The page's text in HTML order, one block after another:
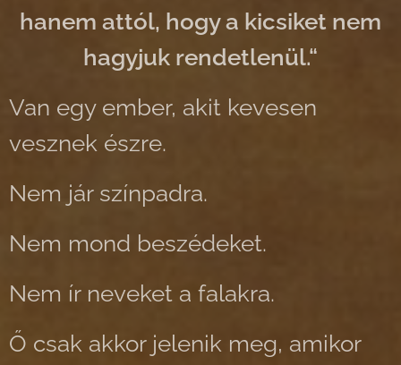
hanem attól, hogy a kicsiket nem
hagyjuk rendetlenül.“
Van egy ember, akit kevesen
vesznek észre.
Nem jár színpadra.
Nem mond beszédeket.
Nem ír neveket a falakra.
Ő csak akkor jelenik meg, amikor